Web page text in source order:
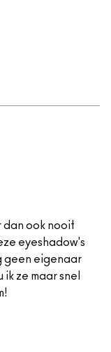
dan ook nooit
eyeshadow's
geen eigenaar
ze maar snel